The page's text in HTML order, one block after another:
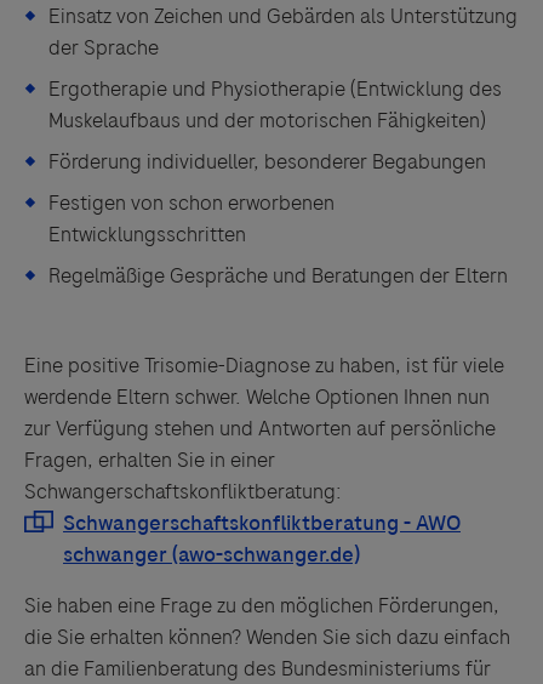
Einsatz von Zeichen und Gebärden als Unterstützung
der Sprache
Ergotherapie und Physiotherapie (Entwicklung des
Muskelaufbaus und der motorischen Fähigkeiten)
Förderung individueller, besonderer Begabungen
Festigen von schon erworbenen
Entwicklungsschritten
Regelmäßige Gespräche und Beratungen der Eltern
Eine positive Trisomie-Diagnose zu haben, ist für viele
werdende Eltern schwer. Welche Optionen Ihnen nun
zur Verfügung stehen und Antworten auf persönliche
Fragen, erhalten Sie in einer
Schwangerschaftskonfliktberatung:
Sie haben eine Frage zu den möglichen Förderungen,
die Sie erhalten können? Wenden Sie sich dazu einfach
an die Familienberatung des Bundesministeriums für